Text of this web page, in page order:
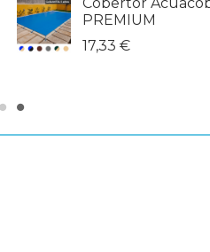
Cobertor
PREMIUM
17,33 €